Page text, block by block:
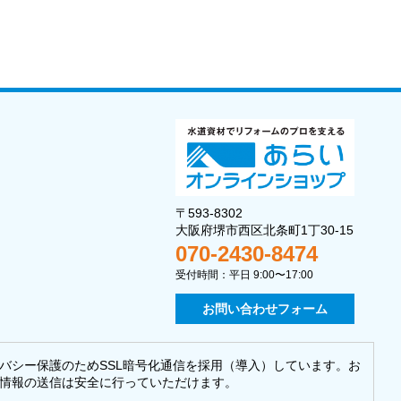
〒593-8302
大阪府堺市西区北条町1丁30-15
070-2430-8474
受付時間：平日 9:00〜17:00
お問い合わせフォーム
シー保護のためSSL暗号化通信を採用（導入）しています。お
報の送信は安全に行っていただけます。